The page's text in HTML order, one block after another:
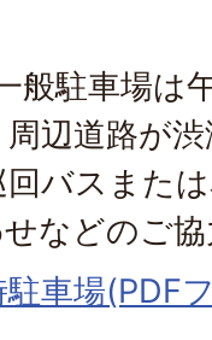
般駐車場は
辺道路が
バスまた
などのご
車場(PDF